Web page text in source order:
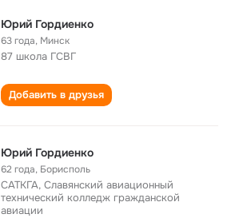
Юрий Гордиенко
63 года, Минск
87 школа ГСВГ
Добавить в друзья
Юрий Гордиенко
62 года, Борисполь
САТКГА, Славянский авиационный
технический колледж гражданской
авиации